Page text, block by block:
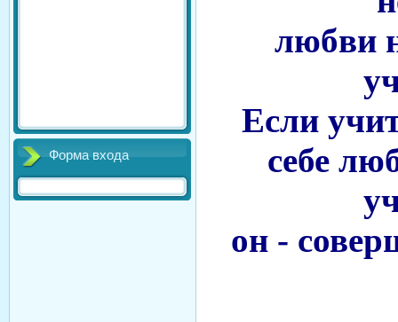
Форма входа
любви
Если
себе
он -